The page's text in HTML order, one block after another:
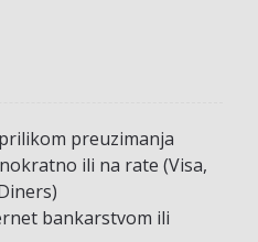
preuzimanja
ili na rate (Visa,
bankarstvom ili